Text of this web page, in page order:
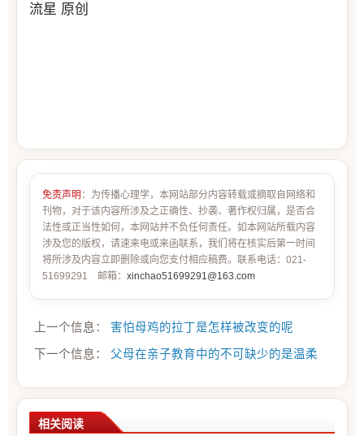
流星 原创
免责声明 ：为传播心理学，本网站部分内容转载或摘取自网络和
刊物，对于该内容所涉及之正确性、抄袭、著作权归属，是否合
法性或正当性如何，本网站并不负任何责任。如本网站所载内容
涉及您的版权，请速来电或来函联系，我们将在核实后第一时间
将所涉及内容立即删除或向您支付相应稿费。联系电话：021-
51699291 邮箱： xinchao51699291@163.com
上一个信息： 害怕母鸡的拉丁是怎样被改变的呢
下一个信息： 父母在亲子教育中的不可缺少的是温柔
相关阅读